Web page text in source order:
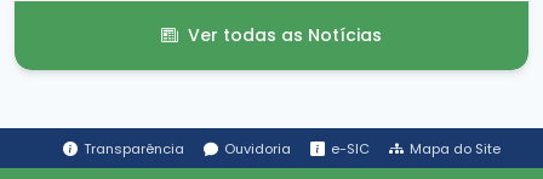
Ver todas as Notícias
Transparência Ouvidoria e-SIC Mapa do Site